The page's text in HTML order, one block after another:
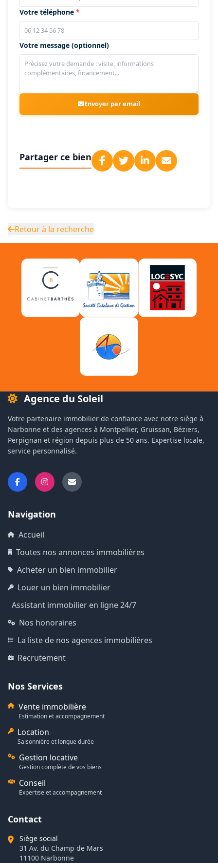
Votre téléphone
Votre message (optionnel)
Envoyer par email
Partager ce bien
Retour à la recherche
Agence du Soleil
Votre partenaire immobilier de confiance avec notre siège à
Narbonne et des agences à Montpellier, Gruissan, Béziers,
Perpignan et région depuis plus de 50 ans. Expertise locale,
service personnalisé.
Navigation
Accueil
Toutes nos annonces immobilières
Acheter un bien immobilier
Louer un bien immobilier
Assistant immobilier en ligne 24/7
Nos honoraires
La liste de nos agences immobilières
Recrutement
Nos Services
Vente immobilière
Estimation et accompagnement
Location
Saisonnière et longue durée
Gestion locative
Gestion complète de vos biens
Conseil
Expertise et accompagnement
Contact
Siège social
31 Av. du Champ de Mars
11100 Narbonne